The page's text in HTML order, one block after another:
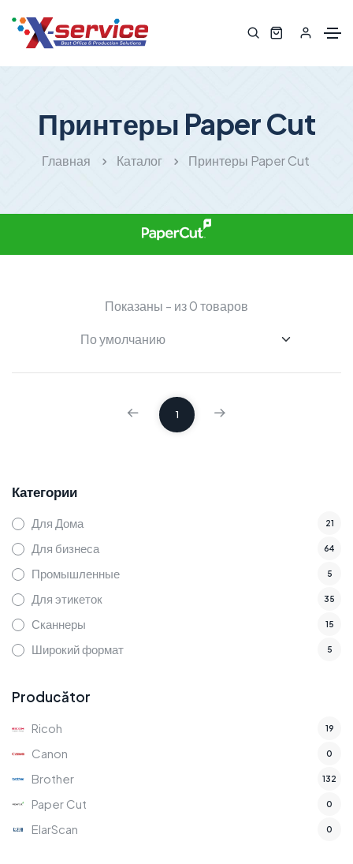
Принтеры Paper Cut
Главная Каталог Принтеры Paper Cut
Показаны - из 0 товаров
1
Категории
Для Дома 21
Для бизнеса 64
Промышленные 5
Для этикеток 35
Сканнеры 15
Широкий формат 5
Producător
Ricoh 19
Canon 0
Brother 132
Paper Cut 0
ElarScan 0